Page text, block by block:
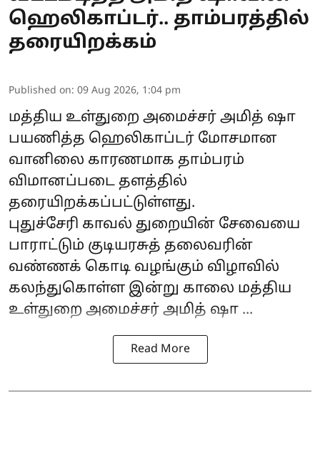
ஹெலிகாப்டர்.. தாம்பரத்தில்
தரையிறக்கம்
Published on: 09 Aug 2026, 1:04 pm
மத்திய உள்துறை அமைச்சர் அமித் ஷா
பயணித்த ஹெலிகாப்டர் மோசமான
வானிலை காரணமாக தாம்பரம்
விமானப்படை தளத்தில்
தரையிறக்கப்பட்டுள்ளது.
புதுச்சேரி காவல் துறையின் சேவையை
பாராட்டும் குடியரசுத் தலைவரின்
வண்ணக் கொடி வழங்கும் விழாவில்
கலந்துகொள்ள இன்று காலை மத்திய
உள்துறை அமைச்சர் அமித் ஷா ...
Read More